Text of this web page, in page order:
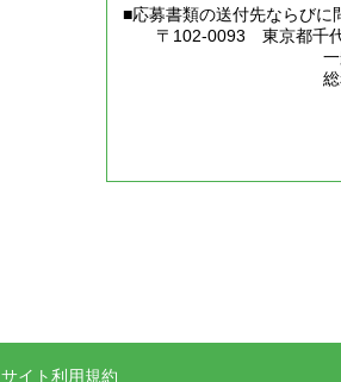
■応募書類の送付先ならびに
〒102-0093 東京都千代
一般財団法人 住
総務部「省エネサ
担 当： 〔
電 話：
E-
サイト利用規約